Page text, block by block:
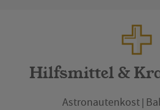
Hilfsmittel &
Astronautenkost